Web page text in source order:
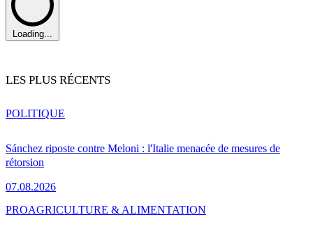
Loading...
LES PLUS RÉCENTS
Sánchez riposte contre Meloni : l'Italie menacée de mesures de
rétorsion
07.08.2026
POLITIQUE
PROAGRICULTURE & ALIMENTATION